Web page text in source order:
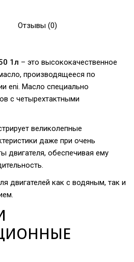
Отзывы (0)
1л – это высококачественное
производящееся по
eni. Масло специально
с четырехтактными
великолепные
даже при очень
двигателя, обеспечивая ему
двигателей как с водяным, так и